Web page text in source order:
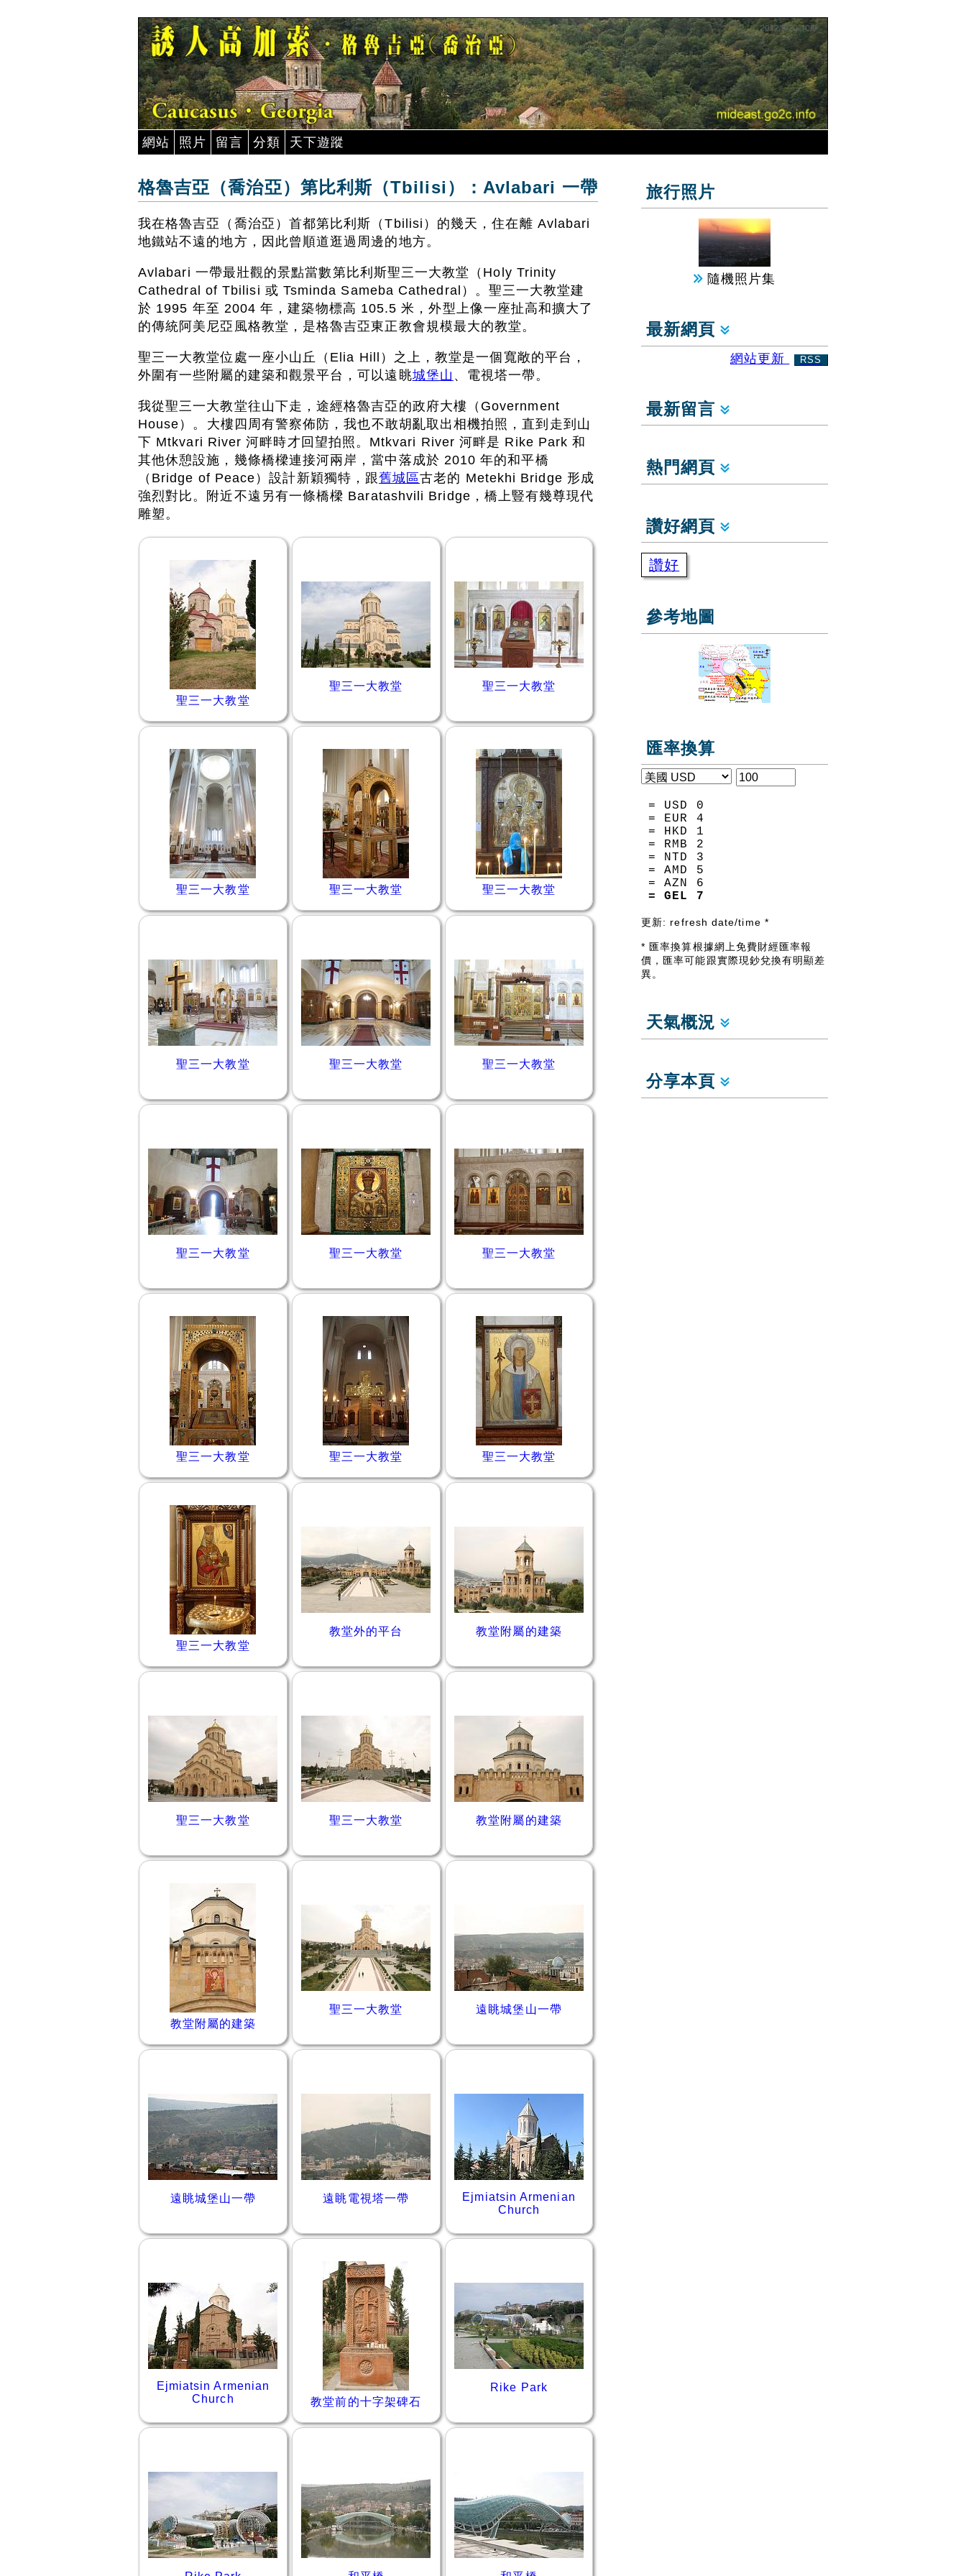
網站 照片 留言 分類 天下遊蹤
格魯吉亞（喬治亞）第比利斯（Tbilisi）：Avlabari 一帶
我在格魯吉亞（喬治亞）首都第比利斯（Tbilisi）的幾天，住在離 Avlabari
地鐵站不遠的地方，因此曾順道逛過周邊的地方。
Avlabari 一帶最壯觀的景點當數第比利斯聖三一大教堂（Holy Trinity
Cathedral of Tbilisi 或 Tsminda Sameba Cathedral）。聖三一大教堂建
於 1995 年至 2004 年，建築物標高 105.5 米，外型上像一座扯高和擴大了
的傳統阿美尼亞風格教堂，是格魯吉亞東正教會規模最大的教堂。
聖三一大教堂位處一座小山丘（Elia Hill）之上，教堂是一個寬敞的平台，
外圍有一些附屬的建築和觀景平台，可以遠眺城堡山 、電視塔一帶。
我從聖三一大教堂往山下走，途經格魯吉亞的政府大樓（Government
House）。大樓四周有警察佈防，我也不敢胡亂取出相機拍照，直到走到山
下 Mtkvari River 河畔時才回望拍照。Mtkvari River 河畔是 Rike Park 和
其他休憩設施，幾條橋樑連接河兩岸，當中落成於 2010 年的和平橋
（Bridge of Peace）設計新穎獨特，跟舊城區古老的 Metekhi Bridge 形成
強烈對比。附近不遠另有一條橋樑 Baratashvili Bridge，橋上豎有幾尊現代
雕塑。
聖三一大教堂
聖三一大教堂 聖三一大教堂
聖三一大教堂 聖三一大教堂 聖三一大教堂
聖三一大教堂 聖三一大教堂 聖三一大教堂
聖三一大教堂 聖三一大教堂 聖三一大教堂
聖三一大教堂 聖三一大教堂 聖三一大教堂
聖三一大教堂
教堂外的平台 教堂附屬的建築
聖三一大教堂 聖三一大教堂 教堂附屬的建築
教堂附屬的建築
聖三一大教堂 遠眺城堡山一帶
遠眺城堡山一帶 遠眺電視塔一帶
Ejmiatsin Armenian
Church
Ejmiatsin Armenian
Church
教堂前的十字架碑石
Rike Park
旅行照片
隨機照片集
最新網頁
網站更新 RSS
最新留言
熱門網頁
讚好網頁
讚好
參考地圖
匯率換算
= USD 0
= EUR 4
= HKD 1
= RMB 2
= NTD 3
= AMD 5
= AZN 6
= GEL 7
更新: refresh date/time *
* 匯率換算根據網上免費財經匯率報
價，匯率可能跟實際現鈔兌換有明顯差
異。
天氣概況
分享本頁